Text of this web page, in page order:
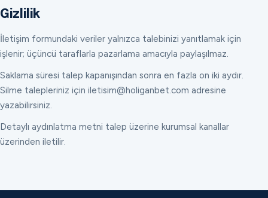
Gizlilik
İletişim formundaki veriler yalnızca talebinizi yanıtlamak için
işlenir; üçüncü taraflarla pazarlama amacıyla paylaşılmaz.
Saklama süresi talep kapanışından sonra en fazla on iki aydır.
Silme talepleriniz için iletisim@holiganbet.com adresine
yazabilirsiniz.
Detaylı aydınlatma metni talep üzerine kurumsal kanallar
üzerinden iletilir.